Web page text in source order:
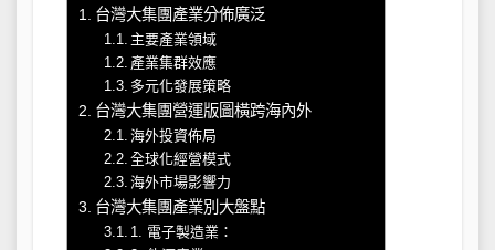
台灣大集團產業分佈廣泛
主要產業領域
產業集群效應
多元化發展策略
台灣大集團營運版圖橫跨海內外
海外投資佈局
全球化經營模式
海外市場影響力
台灣大集團產業別大盤點
1. 電子製造業：